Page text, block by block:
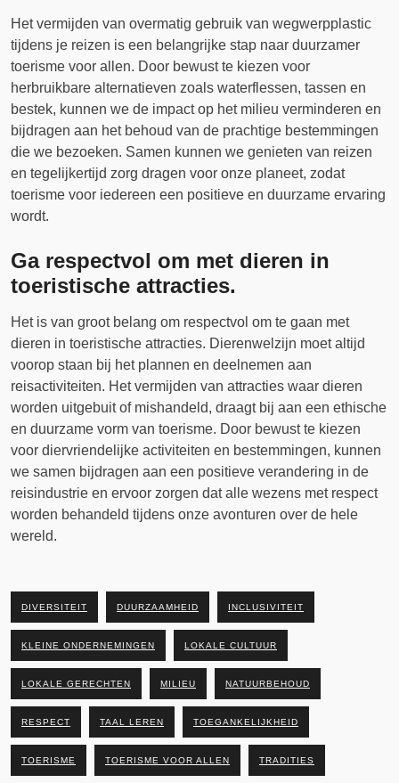
Het vermijden van overmatig gebruik van wegwerpplastic
tijdens je reizen is een belangrijke stap naar duurzamer
toerisme voor allen. Door bewust te kiezen voor
herbruikbare alternatieven zoals waterflessen, tassen en
bestek, kunnen we de impact op het milieu verminderen en
bijdragen aan het behoud van de prachtige bestemmingen
die we bezoeken. Samen kunnen we genieten van reizen
en tegelijkertijd zorg dragen voor onze planeet, zodat
toerisme voor iedereen een positieve en duurzame ervaring
wordt.
Ga respectvol om met dieren in
toeristische attracties.
Het is van groot belang om respectvol om te gaan met
dieren in toeristische attracties. Dierenwelzijn moet altijd
voorop staan bij het plannen en deelnemen aan
reisactiviteiten. Het vermijden van attracties waar dieren
worden uitgebuit of mishandeld, draagt bij aan een ethische
en duurzame vorm van toerisme. Door bewust te kiezen
voor diervriendelijke activiteiten en bestemmingen, kunnen
we samen bijdragen aan een positieve verandering in de
reisindustrie en ervoor zorgen dat alle wezens met respect
worden behandeld tijdens onze avonturen over de hele
wereld.
DIVERSITEIT DUURZAAMHEID INCLUSIVITEIT
KLEINE ONDERNEMINGEN LOKALE CULTUUR
LOKALE GERECHTEN MILIEU NATUURBEHOUD
RESPECT TAAL LEREN TOEGANKELIJKHEID
TOERISME TOERISME VOOR ALLEN TRADITIES